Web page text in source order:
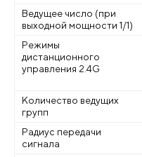
Ведущее число (при
выходной мощности 1/1)
Режимы
дистанционного
управления 2.4G
Количество ведущих
групп
Радиус передачи
сигнала